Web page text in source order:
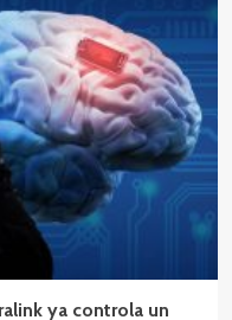
ya controla un